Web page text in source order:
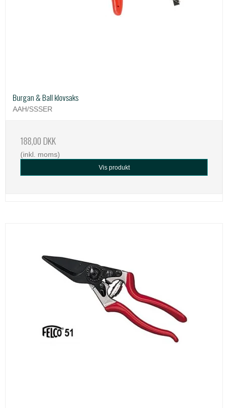
Burgan & Ball klovsaks
AAH/SSSER
188,00 DKK
(inkl. moms)
Vis produkt